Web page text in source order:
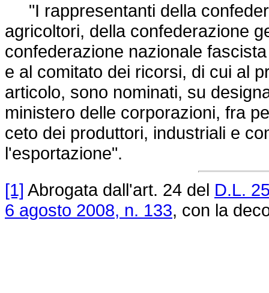
"I rappresentanti della
agricoltori, della confederazione
confederazione nazionale
e al comitato dei ricorsi, di cui al
articolo, sono nominati, su
ministero delle corporazioni, fra
ceto dei produttori, industriali e
l'esportazione".
[1] Abrogata dall'art. 24 del D.L.
6 agosto 2008, n. 133, con la